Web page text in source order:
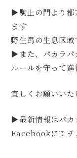
▶駒止の門より都
ます
野生馬の生息区
▶また、パカラパ
ルールを守って進
宜しくお願いいた
▶最新情報はパ
Facebookにてチ